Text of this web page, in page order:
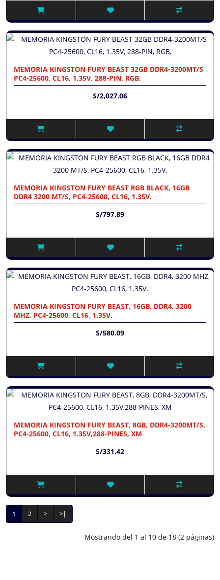
MEMORIA KINGSTON FURY BEAST 32GB DDR4-3200MT/S
PC4-25600, CL16, 1.35V, 288-PIN, RGB,
S/2,027.06
MEMORIA KINGSTON FURY BEAST RGB BLACK, 16GB
DDR4 3200 MT/S, PC4-25600, CL16, 1.35V.
S/797.89
MEMORIA KINGSTON FURY BEAST, 16GB, DDR4, 3200
MHZ, PC4-25600, CL16, 1.35V.
S/580.09
MEMORIA KINGSTON FURY BEAST, 8GB, DDR4-3200MT/S,
PC4-25600, CL16, 1.35V,288-PINES, XM
S/331.42
1 2 > >|
Mostrando del 1 al 10 de 18 (2 páginas)